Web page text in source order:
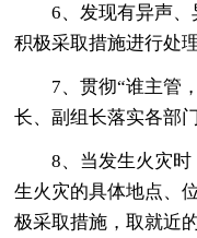
6、发现有异声、
积极采取措施进行处理
7、贯彻“谁主管，
长、副组长落实各部
8、当发生火灾时
生火灾的具体地点、
极采取措施，取就近